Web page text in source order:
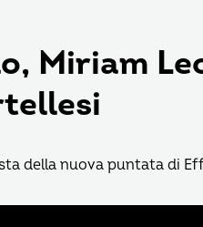
Miriam
della nuova puntata di